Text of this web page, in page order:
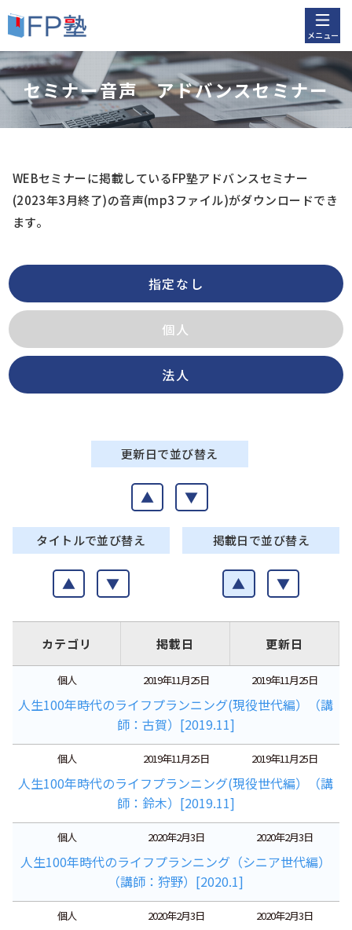
メニュー
セミナー音声 アドバンスセミナー
WEBセミナーに掲載しているFP塾アドバンスセミナー
(2023年3月終了)の音声(mp3ファイル)がダウンロードでき
ます。
指定なし
個人
法人
更新日で並び替え
▲ ▼
タイトルで並び替え
▲ ▼
掲載日で並び替え
▲ ▼
カテゴリ 掲載日 更新日
個人 2019年11月25日 2019年11月25日
人生100年時代のライフプランニング(現役世代編）（講
師：古賀）[2019.11]
個人 2019年11月25日 2019年11月25日
人生100年時代のライフプランニング(現役世代編）（講
師：鈴木）[2019.11]
個人 2020年2月3日 2020年2月3日
人生100年時代のライフプランニング（シニア世代編）
（講師：狩野）[2020.1]
個人 2020年2月3日 2020年2月3日